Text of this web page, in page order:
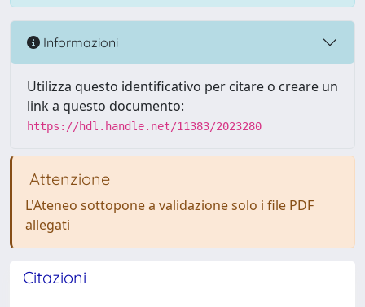
Informazioni
Utilizza questo identificativo per citare o creare un
link a questo documento:
https://hdl.handle.net/11383/2023280
Attenzione
L'Ateneo sottopone a validazione solo i file PDF
allegati
Citazioni